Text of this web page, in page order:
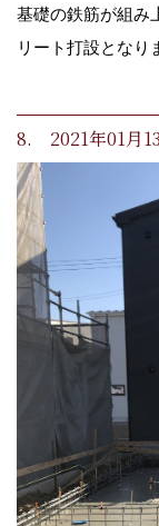
基礎の鉄筋が組み
リート打設となり
8. 2021年01月